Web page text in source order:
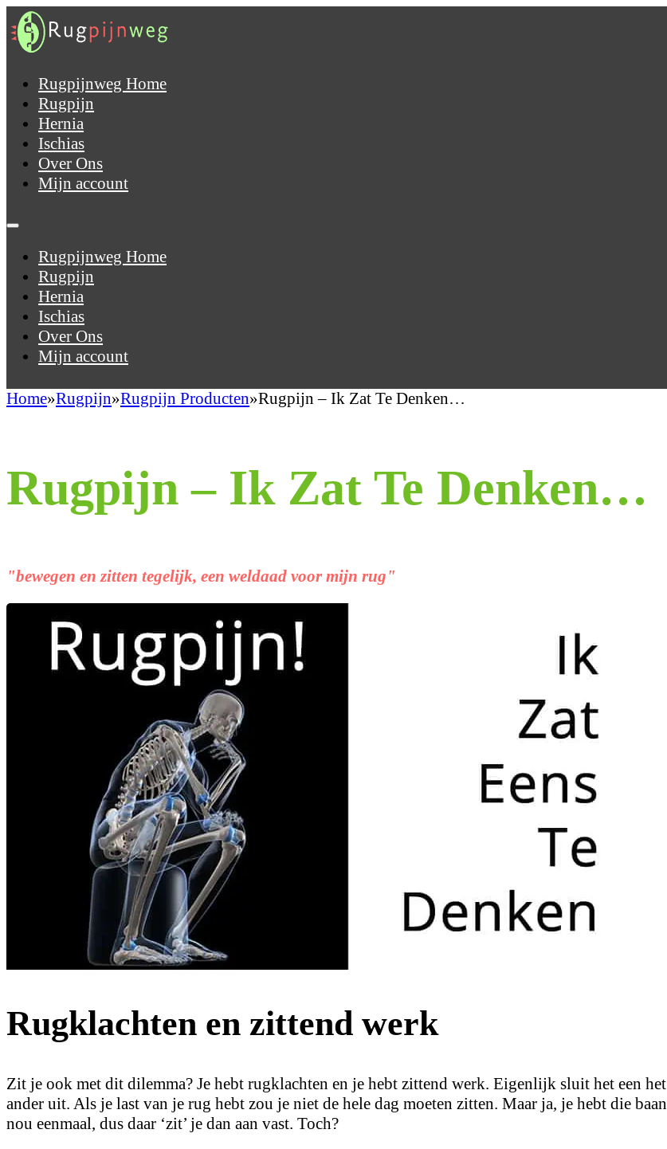
Rugpijnweg Home
Rugpijn
Hernia
Ischias
Over Ons
Mijn account
Rugpijnweg Home
Rugpijn
Hernia
Ischias
Over Ons
Mijn account
Home Rugpijn Rugpijn Producten Rugpijn – Ik Zat Te Denken…
Rugpijn – Ik Zat Te Denken…
"bewegen en zitten tegelijk, een weldaad voor mijn rug"
Rugklachten en zittend werk
Zit je ook met dit dilemma? Je hebt rugklachten en je hebt zittend werk. Eigenlijk sluit het een het
ander uit. Als je last van je rug hebt zou je niet de hele dag moeten zitten. Maar ja, je hebt die baan
nou eenmaal, dus daar ‘zit’ je dan aan vast. Toch?